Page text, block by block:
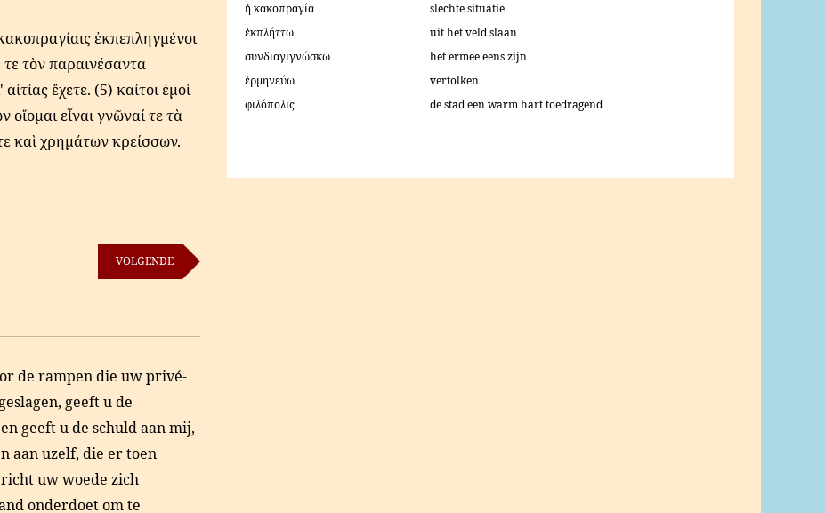
ἐκπεπληγμένοι
τὸν παραινέσαντα
ἔχετε. (5) καίτοι ἐμοὶ
οἴομαι εἶναι γνῶναί τε τὰ
καὶ χρημάτων κρείσσων.
VOLGENDE
de rampen die uw privé-
geeft u de
geeft u de schuld aan mij,
aan uzelf, die er toen
uw woede zich
onderdoet om te
ἡ κακοπραγία
ἐκπλήττω
συνδιαγιγνώσκω
ἑρμηνεύω
φιλόπολις
slechte situatie
uit het veld slaan
het ermee eens zijn
vertolken
de stad een warm hart toedragend